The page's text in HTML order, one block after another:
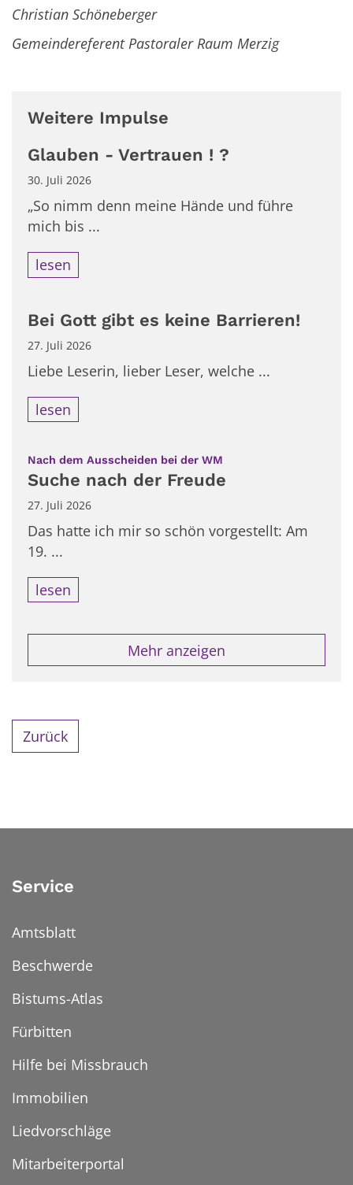
Christian Schöneberger
Gemeindereferent Pastoraler Raum Merzig
Weitere Impulse
Glauben - Vertrauen ! ?
30. Juli 2026
„So nimm denn meine Hände und führe
mich bis ...
lesen
Bei Gott gibt es keine Barrieren!
27. Juli 2026
Liebe Leserin, lieber Leser, welche ...
lesen
Nach dem Ausscheiden bei der WM
Suche nach der Freude
27. Juli 2026
Das hatte ich mir so schön vorgestellt: Am
19. ...
lesen
Mehr anzeigen
Zurück
Service
Amtsblatt
Beschwerde
Bistums-Atlas
Fürbitten
Hilfe bei Missbrauch
Immobilien
Liedvorschläge
Mitarbeiterportal